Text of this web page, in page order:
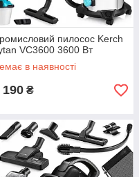
пилосос Kerch
VC3600 3600 Вт
в наявності
190 ₴